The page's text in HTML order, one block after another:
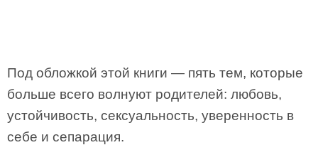
Под обложкой этой книги — пять тем, которые
больше всего волнуют родителей: любовь,
устойчивость, сексуальность, уверенность в
себе и сепарация.